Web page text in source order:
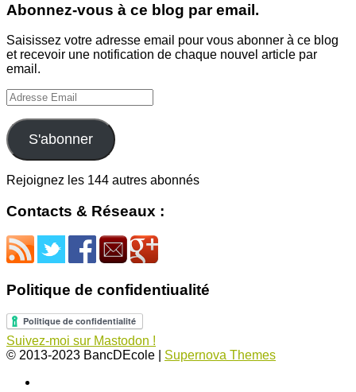
Abonnez-vous à ce blog par email.
Saisissez votre adresse email pour vous abonner à ce blog
et recevoir une notification de chaque nouvel article par
email.
Adresse
Email
S'abonner
Rejoignez les 144 autres abonnés
Contacts & Réseaux :
Politique de confidentiualité
Suivez-moi sur Mastodon !
© 2013-2023 BancDEcole
Supernova Themes